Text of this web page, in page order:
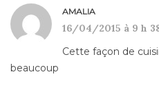
AMALIA
16/04/2015 à 9 h
Cette façon de
beaucoup